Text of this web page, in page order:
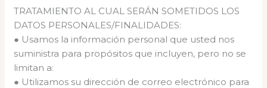
TRATAMIENTO AL CUAL SERÁN SOMETIDOS LOS
DATOS PERSONALES/FINALIDADES:
● Usamos la información personal que usted nos
suministra para propósitos que incluyen, pero no se
limitan a:
● Utilizamos su dirección de correo electrónico para